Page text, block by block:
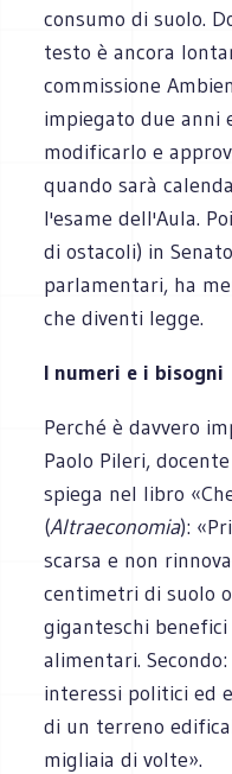
consumo di suolo.
testo è ancora
commissione
impiegato due anni
modificarlo e
quando sarà
l'esame dell'Aula.
di ostacoli) in
parlamentari, ha
che diventi legge.
I numeri e i bisogni
Perché è davvero
Paolo Pileri,
spiega nel libro
(Altraeconomia):
scarsa e non
centimetri di suolo
giganteschi
alimentari.
interessi politici ed
di un terreno
migliaia di volte».